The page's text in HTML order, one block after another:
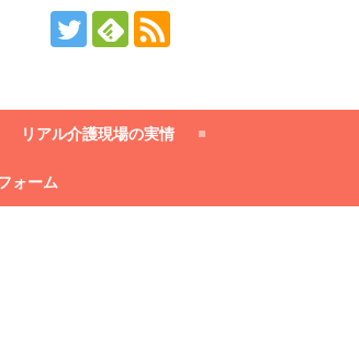
リアル介護現場の実情
ォーム